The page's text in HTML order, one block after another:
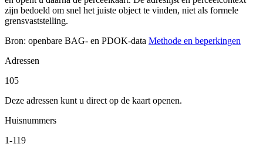
zijn bedoeld om snel het juiste object te vinden, niet als formele
grensvaststelling.
Bron: openbare BAG- en PDOK-data Methode en beperkingen
Adressen
105
Deze adressen kunt u direct op de kaart openen.
Huisnummers
1-119